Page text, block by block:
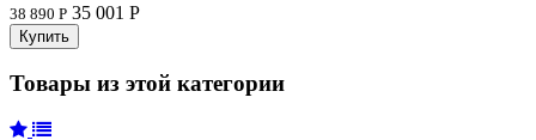
38 890 Р 35 001 Р
Товары из этой категории